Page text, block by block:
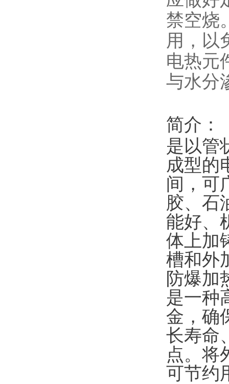
禁空烧
用，以
电热元
与水分
简介：
是以管
成型的
间，可
胶、石
能好、
体上加
槽和外
防爆加
是一种
金，确
长寿命
点。将
可节约